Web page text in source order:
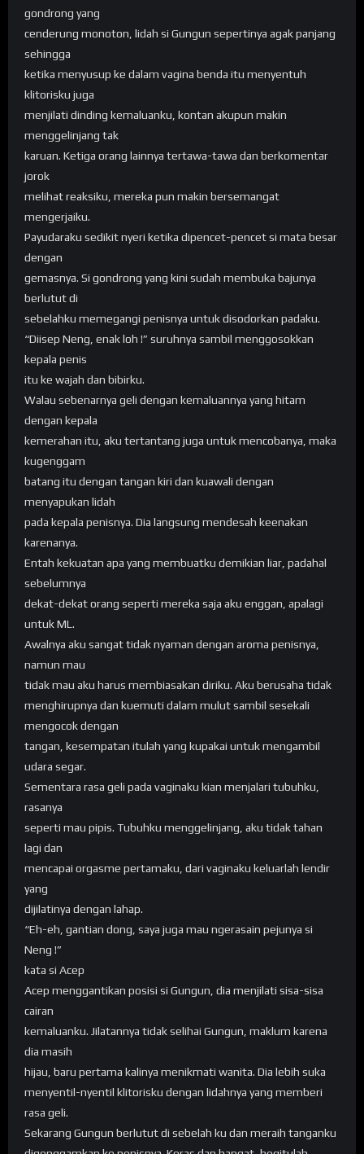
gondrong yang
cenderung monoton, lidah si Gungun sepertinya agak panjang
sehingga
ketika menyusup ke dalam vagina benda itu menyentuh
klitorisku juga
menjilati dinding kemaluanku, kontan akupun makin
menggelinjang tak
karuan. Ketiga orang lainnya tertawa-tawa dan berkomentar
jorok
melihat reaksiku, mereka pun makin bersemangat
mengerjaiku.
Payudaraku sedikit nyeri ketika dipencet-pencet si mata besar
dengan
gemasnya. Si gondrong yang kini sudah membuka bajunya
berlutut di
sebelahku memegangi penisnya untuk disodorkan padaku.
“Diisep Neng, enak loh !” suruhnya sambil menggosokkan
kepala penis
itu ke wajah dan bibirku.
Walau sebenarnya geli dengan kemaluannya yang hitam
dengan kepala
kemerahan itu, aku tertantang juga untuk mencobanya, maka
kugenggam
batang itu dengan tangan kiri dan kuawali dengan
menyapukan lidah
pada kepala penisnya. Dia langsung mendesah keenakan
karenanya.
Entah kekuatan apa yang membuatku demikian liar, padahal
sebelumnya
dekat-dekat orang seperti mereka saja aku enggan, apalagi
untuk ML.
Awalnya aku sangat tidak nyaman dengan aroma penisnya,
namun mau
tidak mau aku harus membiasakan diriku. Aku berusaha tidak
menghirupnya dan kuemuti dalam mulut sambil sesekali
mengocok dengan
tangan, kesempatan itulah yang kupakai untuk mengambil
udara segar.
Sementara rasa geli pada vaginaku kian menjalari tubuhku,
rasanya
seperti mau pipis. Tubuhku menggelinjang, aku tidak tahan
lagi dan
mencapai orgasme pertamaku, dari vaginaku keluarlah lendir
yang
dijilatinya dengan lahap.
“Eh-eh, gantian dong, saya juga mau ngerasain pejunya si
Neng !”
kata si Acep
Acep menggantikan posisi si Gungun, dia menjilati sisa-sisa
cairan
kemaluanku. Jilatannya tidak selihai Gungun, maklum karena
dia masih
hijau, baru pertama kalinya menikmati wanita. Dia lebih suka
menyentil-nyentil klitorisku dengan lidahnya yang memberi
rasa geli.
Sekarang Gungun berlutut di sebelah ku dan meraih tanganku